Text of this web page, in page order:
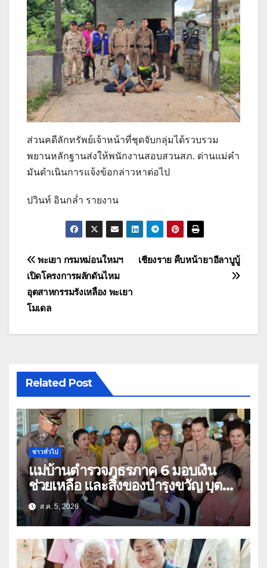
ส่วนคดีลักทรัพย์เจ้าหน้าที่ชุดจับกลุ่มได้รวบรวม
พยานหลักฐานส่งให้พนักงานสอบสวนสภ. ด่านแม่คำ
มันดำเนินการแจ้งข้อกล่าวหาต่อไป
ปวินท์ อินกล่ำ รายงาน
แนะแนว
เรื่อง
เชียงราย คืบหน้ายาอีลาบูบู้
พะเยา กรมหม่อนใหมฯ
เปิดโครงการผลักดันไหม
อุตสาหกรรมรังเหลือง พะเยา
โมเดล
Related Post
ข่าวทั่วไป
แม่บ้านตำรวจภูธรภาค 6 มอบเงิน
ช่วยเหลือ และสิ่งของบำรุงขวัญ บุตร-
ธิดา ข้าราชการตำรวจจังหวัด
อุทัยธานี
ส.ค. 5, 2026